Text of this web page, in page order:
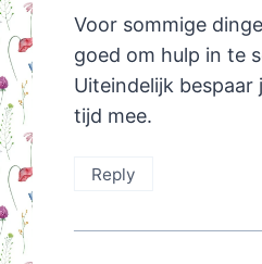
Voor sommige
goed om hulp in te
Uiteindelijk bespaar
tijd mee.
Reply